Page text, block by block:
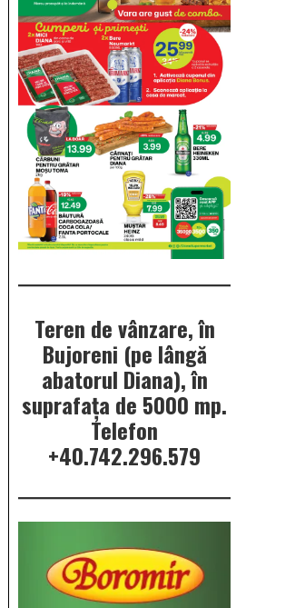
Teren de vânzare, în
Bujoreni (pe lângă
abatorul Diana), în
suprafața de 5000 mp.
Telefon
+40.742.296.579